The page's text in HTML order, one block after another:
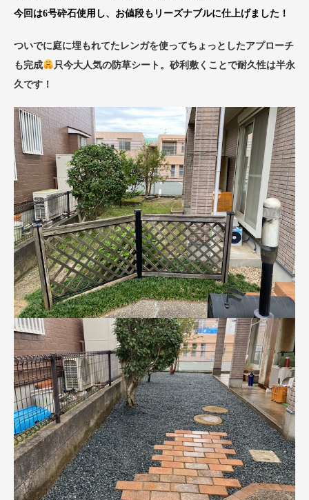
今回は6号砕石使用し、お値段もリーズナブルに仕上げました！
ついでに庭に埋もれてたレンガを使ってちょっとしたアプローチ
も完成
只今大人気の防草シート。砂利敷くことで耐久性は半永
久です！